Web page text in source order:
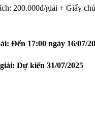
200.000đ/giải + Giấy
Đến 17:00 ngày 16/07/
Dự kiến 31/07/2025